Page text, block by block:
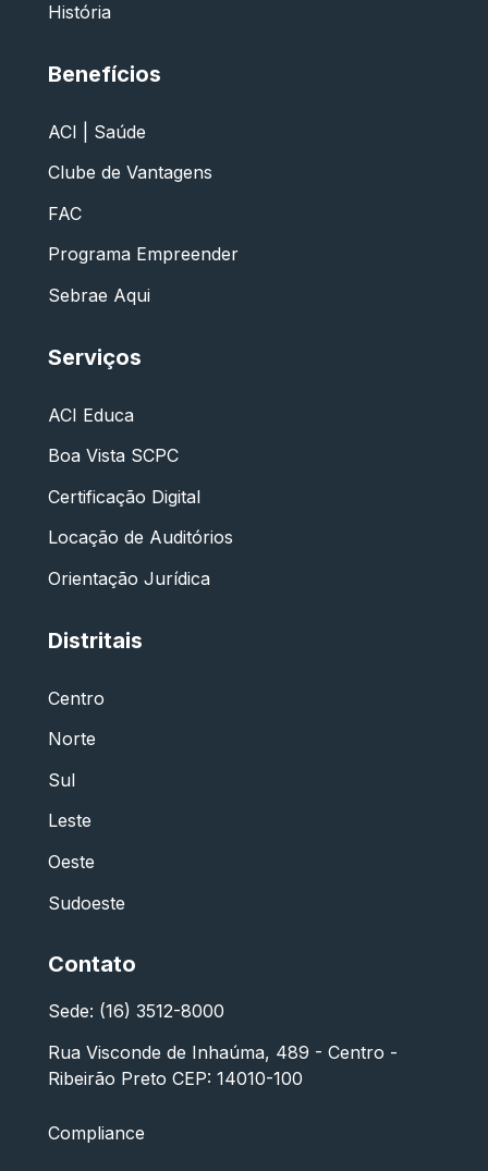
História
Benefícios
ACI | Saúde
Clube de Vantagens
FAC
Programa Empreender
Sebrae Aqui
Serviços
ACI Educa
Boa Vista SCPC
Certificação Digital
Locação de Auditórios
Orientação Jurídica
Distritais
Centro
Norte
Sul
Leste
Oeste
Sudoeste
Contato
Sede: (16) 3512-8000
Rua Visconde de Inhaúma, 489 - Centro -
Ribeirão Preto CEP: 14010-100
Compliance